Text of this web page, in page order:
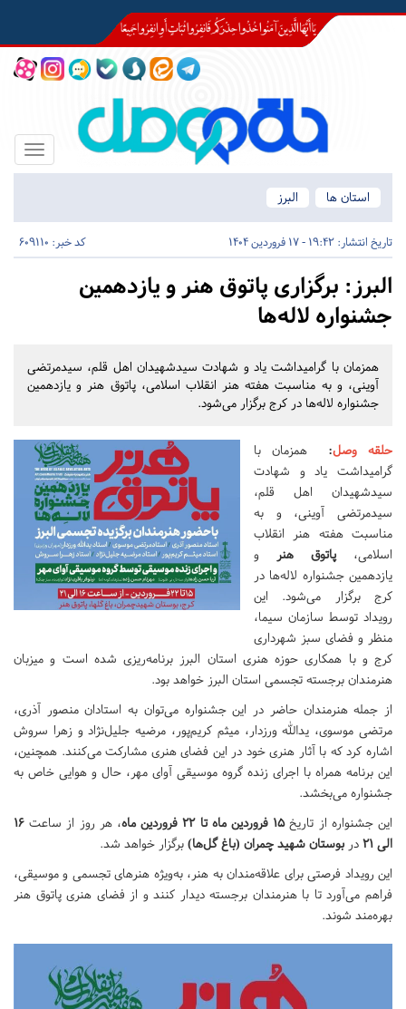
Toggle
استان ها
البرز
تاریخ انتشار: 19:42 - 17 فروردین 1404 کد خبر: 609110
البرز: برگزاری پاتوق هنر و یازدهمین
جشنواره لاله‌ها
همزمان با گرامیداشت یاد و شهادت سیدشهیدان اهل قلم، سیدمرتضی
آوینی، و به مناسبت هفته هنر انقلاب اسلامی، پاتوق هنر و یازدهمین
جشنواره لاله‌ها در کرج برگزار می‌شود.
حلقه وصل:
همزمان با
گرامیداشت یاد و شهادت
سیدشهیدان اهل قلم،
سیدمرتضی آوینی، و به
مناسبت هفته هنر انقلاب
اسلامی، پاتوق هنر
و
یازدهمین جشنواره لاله‌ها در
کرج برگزار می‌شود. این
رویداد توسط سازمان سیما،
منظر و فضای سبز شهرداری
کرج و با همکاری حوزه هنری استان البرز برنامه‌ریزی شده است و میزبان
هنرمندان برجسته تجسمی استان البرز خواهد بود.
از جمله هنرمندان حاضر در این جشنواره می‌توان به استادان منصور آذری،
مرتضی موسوی، یدالله ورزدار، میثم کریم‌پور، مرضیه جلیل‌نژاد و زهرا سروش
اشاره کرد که با آثار هنری خود در این فضای هنری مشارکت می‌کنند. همچنین،
این برنامه همراه با اجرای زنده گروه موسیقی آوای مهر، حال و هوایی خاص به
جشنواره می‌بخشد.
این جشنواره از تاریخ۱۵ فروردین ماه تا ۲۲ فروردین ماه ، هر روز از ساعت ۱۶
الی ۲۱
در بوستان شهید چمران (باغ گل‌ها) برگزار خواهد شد.
این رویداد فرصتی برای علاقه‌مندان به هنر، به‌ویژه هنرهای تجسمی و موسیقی،
فراهم می‌آورد تا با هنرمندان برجسته دیدار کنند و از فضای هنری پاتوق هنر
بهره‌مند شوند.